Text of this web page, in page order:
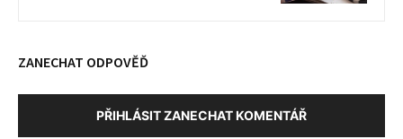
ZANECHAT ODPOVĚĎ
PŘIHLÁSIT ZANECHAT KOMENTÁŘ